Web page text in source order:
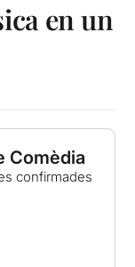
en un
Comèdia
confirmades